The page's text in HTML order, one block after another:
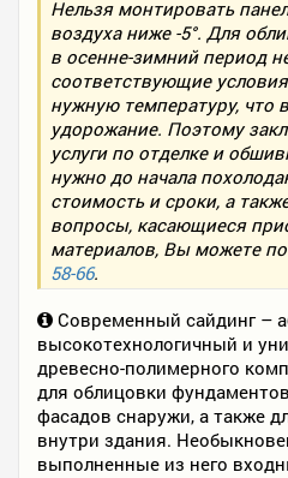
Нельзя монтировать
воздуха ниже -5°. Для
в осенне-зимний период
соответствующие
нужную температуру, что
удорожание. Поэтому
услуги по отделке и
нужно до начала
стоимость и сроки, а
вопросы, касающиеся
материалов, Вы можете
58-66.
Современный сайдинг –
высокотехнологичный и
древесно-полимерного
для облицовки
фасадов снаружи, а также
внутри здания.
выполненные из него